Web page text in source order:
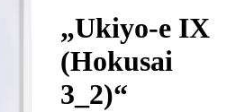
„Ukiyo-e IX
(Hokusai
3_2)“